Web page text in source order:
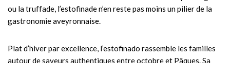
ou la truffade, l’estofinade n’en reste pas moins un pilier de la
gastronomie aveyronnaise.
Plat d’hiver par excellence, l’estofinado rassemble les familles
autour de saveurs authentiques entre octobre et Pâques. Sa